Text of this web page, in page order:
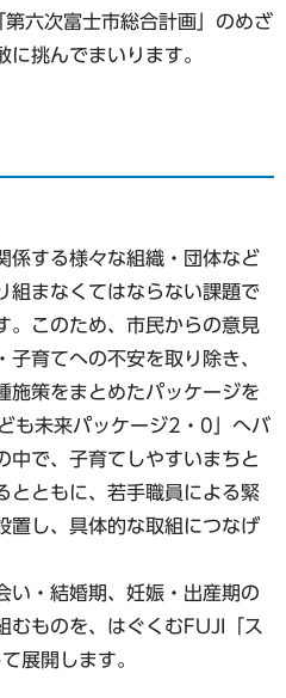
六次富士市総合計画」のめざ
挑んでまいります。
係する様々な組織・団体など
組まなくてはならない課題で
。このため、市民からの意見
育てへの不安を取り除き、
施策をまとめたパッケージを
も未来パッケージ2・0」へバ
中で、子育てしやすいまちと
とともに、若手職員による緊
置し、具体的な取組につなげ
い・結婚期、妊娠・出産期の
むものを、はぐくむFUJI「ス
展開します。